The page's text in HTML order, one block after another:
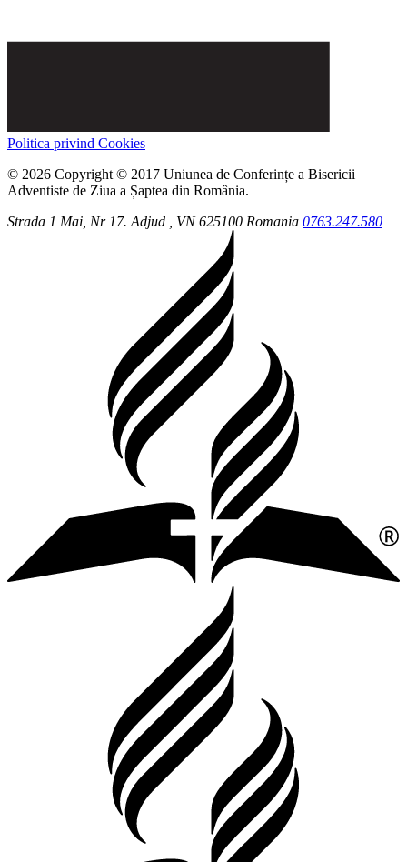
Politica privind Cookies
© 2026 Copyright © 2017 Uniunea de Conferințe a Bisericii
Adventiste de Ziua a Șaptea din România.
Strada 1 Mai, Nr 17.Adjud , VN 625100 Romania 0763.247.580